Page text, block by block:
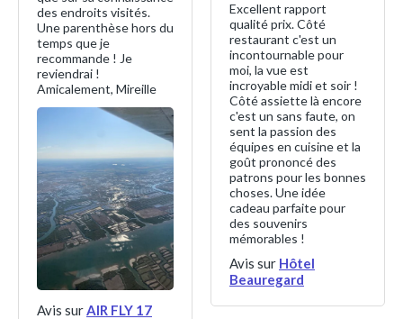
des endroits visités.
Une parenthèse hors du
temps que je
recommande ! Je
reviendrai !
Amicalement, Mireille
Avis sur AIR FLY 17
Excellent rapport
qualité prix. Côté
restaurant c'est un
incontournable pour
moi, la vue est
incroyable midi et soir !
Côté assiette là encore
c'est un sans faute, on
sent la passion des
équipes en cuisine et la
goût prononcé des
patrons pour les bonnes
choses. Une idée
cadeau parfaite pour
des souvenirs
mémorables !
Avis sur Hôtel
Beauregard